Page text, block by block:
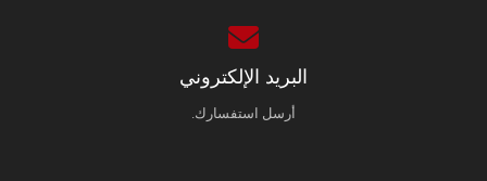
البريد الإلكتروني
أرسل استفسارك.